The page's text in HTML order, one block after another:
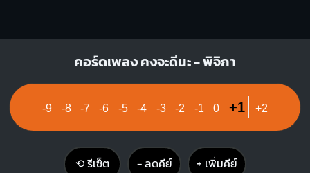
คอร์ดเพลง คงจะดีนะ - พิจิกา
-9 -8 -7 -6 -5 -4 -3 -2 -1 0 +1 +2
⟲ รีเซ็ต − ลดคีย์ + เพิ่มคีย์